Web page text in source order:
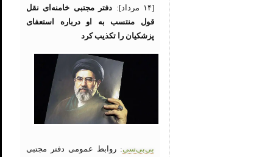
[۱۴ مرداد]:
دفتر مجتبی خامنه‌ای نقل
قول منتسب به او درباره استعفای
پزشکیان را تکذیب کرد
بی‌بی‌سی: روابط عمومی دفتر مجتبی